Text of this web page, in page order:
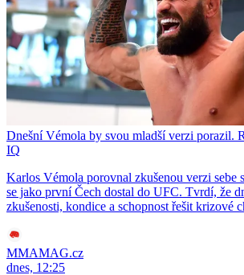
Dnešní Vémola by svou mladší verzi porazil.
IQ
Karlos Vémola porovnal zkušenou verzi sebe
se jako první Čech dostal do UFC. Tvrdí, že
zkušenosti, kondice a schopnost řešit krizové
MMAMAG.cz
dnes, 12:25